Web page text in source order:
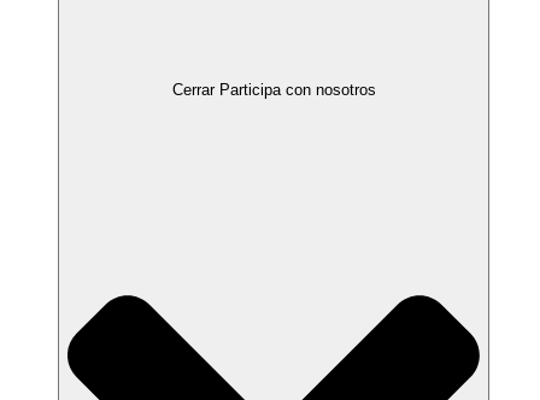
Cerrar Participa con nosotros